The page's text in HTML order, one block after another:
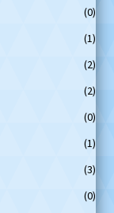
(0)
(1)
(2)
(2)
(0)
(1)
(3)
(0)